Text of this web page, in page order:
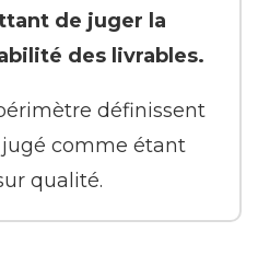
de juger la
des livrables.
définissent
comme étant
qualité.